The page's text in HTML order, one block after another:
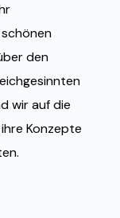
den
wir auf die
Konzepte